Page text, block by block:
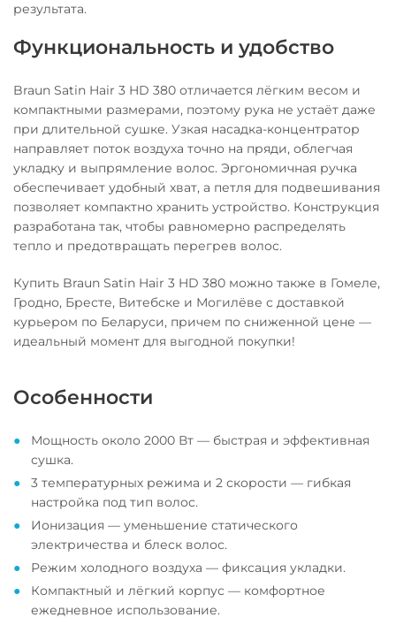
результата.
Функциональность и удобство
Braun Satin Hair 3 HD 380 отличается лёгким весом и
компактными размерами, поэтому рука не устаёт даже
при длительной сушке. Узкая насадка-концентратор
направляет поток воздуха точно на пряди, облегчая
укладку и выпрямление волос. Эргономичная ручка
обеспечивает удобный хват, а петля для подвешивания
позволяет компактно хранить устройство. Конструкция
разработана так, чтобы равномерно распределять
тепло и предотвращать перегрев волос.
Купить Braun Satin Hair 3 HD 380 можно также в Гомеле,
Гродно, Бресте, Витебске и Могилёве с доставкой
курьером по Беларуси, причем по сниженной цене —
идеальный момент для выгодной покупки!
Особенности
Мощность около 2000 Вт — быстрая и эффективная
сушка.
3 температурных режима и 2 скорости — гибкая
настройка под тип волос.
Ионизация — уменьшение статического
электричества и блеск волос.
Режим холодного воздуха — фиксация укладки.
Компактный и лёгкий корпус — комфортное
ежедневное использование.